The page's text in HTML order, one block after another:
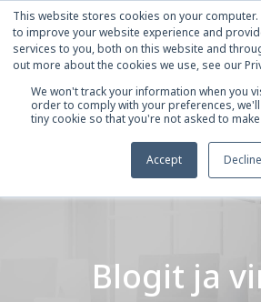
This website stores cookies on your
to improve your website experience and
services to you, both on this website and
out more about the cookies we use, see our
We won't track your information when you
order to comply with your preferences,
tiny cookie so that you're not asked to
Accept Decline
Blogit ja